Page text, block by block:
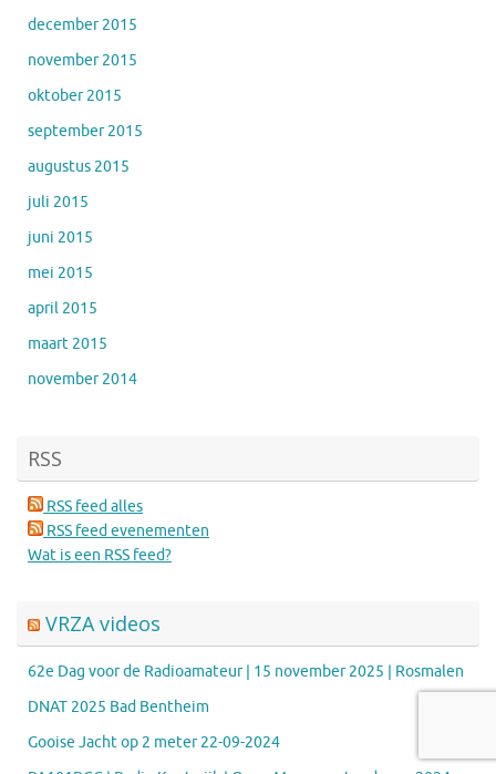
december 2015
november 2015
oktober 2015
september 2015
augustus 2015
juli 2015
juni 2015
mei 2015
april 2015
maart 2015
november 2014
RSS
RSS feed alles
RSS feed evenementen
Wat is een RSS feed?
VRZA videos
62e Dag voor de Radioamateur | 15 november 2025 | Rosmalen
DNAT 2025 Bad Bentheim
Gooise Jacht op 2 meter 22-09-2024